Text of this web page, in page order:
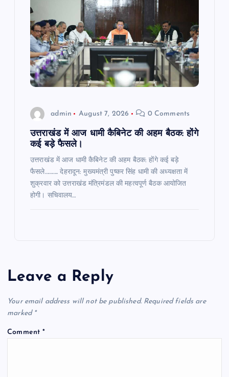
admin August 7, 2026 0 Comments
उत्तराखंड में आज धामी कैबिनेट की अहम बैठक: होंगे
कई बड़े फैसले।
उत्तराखंड में आज धामी कैबिनेट की अहम बैठक: होंगे कई बड़े
फैसले……….. देहरादून: मुख्यमंत्री पुष्कर सिंह धामी की अध्यक्षता में
शुक्रवार को उत्तराखंड मंत्रिमंडल की महत्वपूर्ण बैठक आयोजित
होगी। सचिवालय…
Leave a Reply
Your email address will not be published. Required fields are
marked *
Comment*